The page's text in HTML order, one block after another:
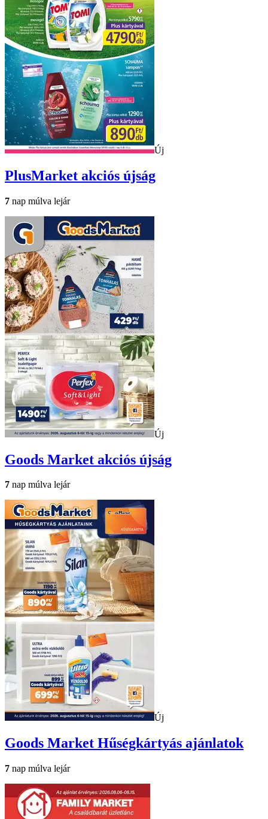
Új
PlusMarket akciós újság
7 nap múlva lejár
Új
Goods Market akciós újság
7 nap múlva lejár
Új
Goods Market Hűségkártyás ajánlatok
7 nap múlva lejár